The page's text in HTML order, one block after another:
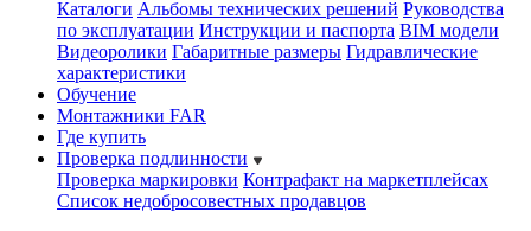
Каталоги Альбомы технических решений Руководства
по эксплуатации Инструкции и паспорта BIM модели
Видеоролики Габаритные размеры Гидравлические
характеристики
Обучение
Монтажники FAR
Где купить
Проверка подлинности
Проверка маркировки Контрафакт на маркетплейсах
Cписок недобросовестных продавцов